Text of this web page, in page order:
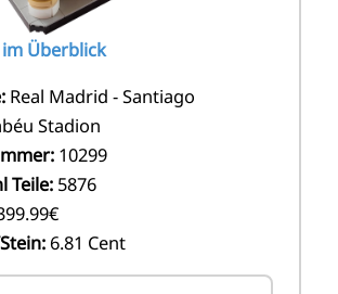
Überblick
Real Madrid - Santiago
Stadion
10299
Teile:5876
6.81 Cent